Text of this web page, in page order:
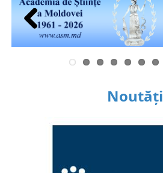
Previous
Noutăți